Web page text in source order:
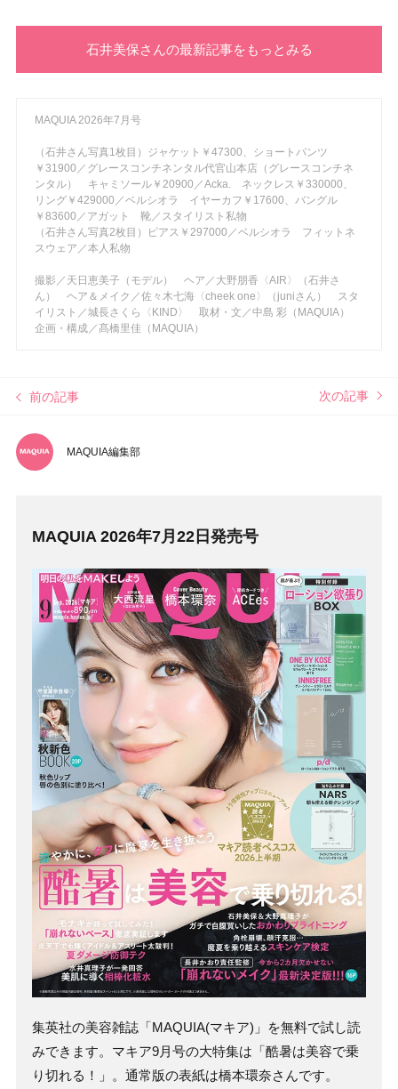
石井美保さんの最新記事をもっとみる
MAQUIA 2026年7月号
（石井さん写真1枚目）ジャケット￥47300、ショートパンツ
￥31900／グレースコンチネンタル代官山本店（グレースコンチネ
ンタル） キャミソール￥20900／Acka. ネックレス￥330000、
リング￥429000／ベルシオラ イヤーカフ￥17600、バングル
￥83600／アガット 靴／スタイリスト私物
（石井さん写真2枚目）ピアス￥297000／ベルシオラ フィットネ
スウェア／本人私物
撮影／天日恵美子（モデル） ヘア／大野朋香〈AIR〉（石井さ
ん） ヘア＆メイク／佐々木七海〈cheek one〉（juniさん） スタ
イリスト／城長さくら〈KIND〉 取材・文／中島 彩（MAQUIA）
企画・構成／髙橋里佳（MAQUIA）
前の記事 次の記事
MAQUIA編集部
MAQUIA 2026年7月22日発売号
集英社の美容雑誌「MAQUIA(マキア)」を無料で試し読
みできます。マキア9月号の大特集は「酷暑は美容で乗
り切れる！」。通常版の表紙は橋本環奈さんです。